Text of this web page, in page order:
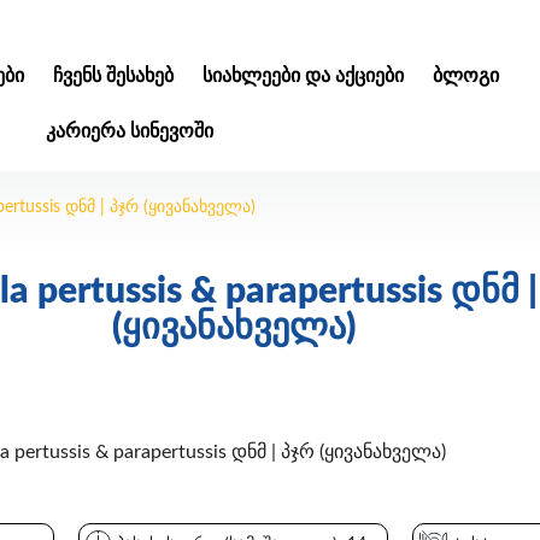
ᲩᲕᲔᲜᲡ ᲨᲔᲡᲐᲮᲔᲑ ᲡᲘᲐᲮᲚᲔᲔᲑᲘ ᲓᲐ ᲐᲥᲪᲘᲔᲑᲘ ᲑᲚᲝᲒᲘ
ᲙᲐᲠᲘᲔᲠᲐ ᲡᲘᲜᲔᲕᲝᲨᲘ
დნმ | პჯრ (ყივანახველა)
pertussis & parapertussis დნმ
(ყივანახველა)
& parapertussis დნმ | პჯრ (ყივანახველა)